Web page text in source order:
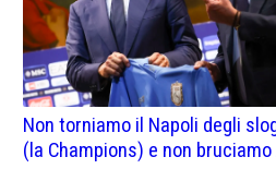
Non torniamo il Napoli degli
(la Champions) e non bruciamo